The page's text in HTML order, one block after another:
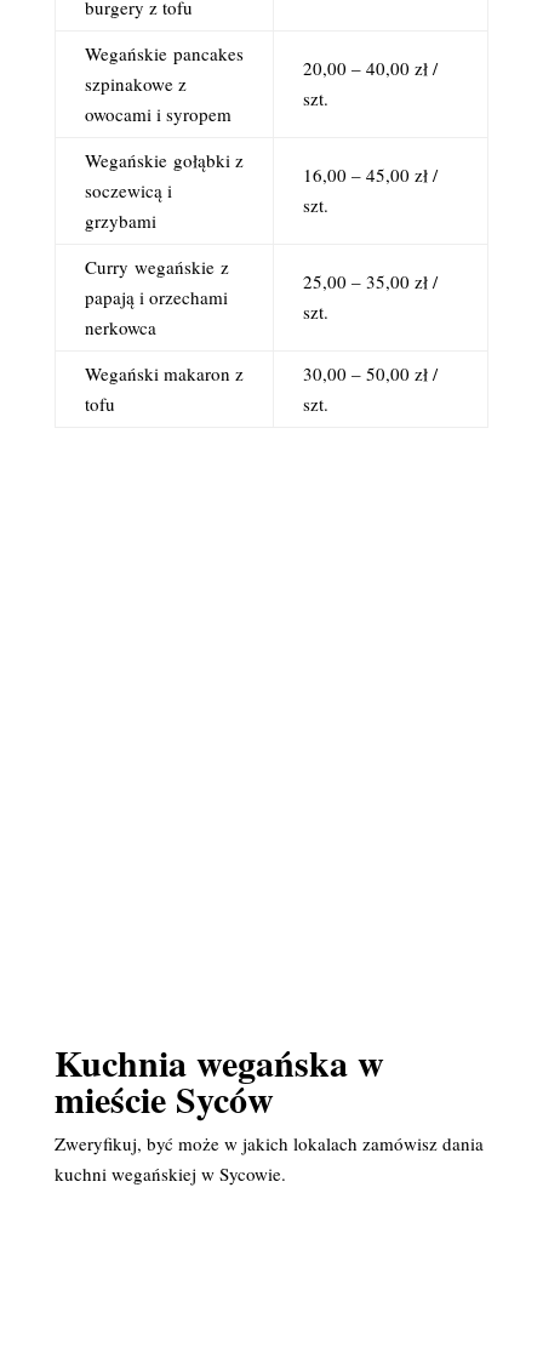
burgery z tofu
Wegańskiepancakes
szpinakowe z
owocami i syropem
20,00 – 40,00 zł /
szt.
Wegańskiegołąbki z
soczewicą i
grzybami
16,00 – 45,00 zł /
szt.
Curry wegańskiez
papają i orzechami
nerkowca
25,00 – 35,00 zł /
szt.
Wegański makaron z
tofu
30,00 – 50,00 zł /
szt.
Kuchnia wegańska w
mieście Syców
Zweryfikuj, być może w jakich lokalach zamówisz dania
kuchni wegańskiej w Sycowie.